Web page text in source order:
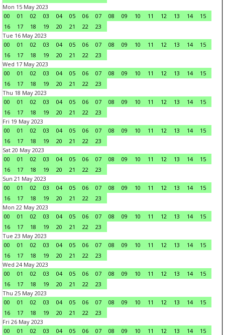
Mon 15 May 2023
00
01 02 03 04 05 06 07 08 09 10 11 12 13 14
15
16
17 18 19 20 21 22
23
Tue 16 May 2023
00
01 02 03 04 05 06 07 08 09 10 11 12 13 14
15
16
17 18 19 20 21 22
23
Wed 17 May 2023
00
01 02 03 04 05 06 07 08 09 10 11 12 13 14
15
16
17 18 19 20 21 22
23
Thu 18 May 2023
00
01 02 03 04 05 06 07 08 09 10 11 12 13 14
15
16
17 18 19 20 21 22
23
Fri 19 May 2023
00
01 02 03 04 05 06 07 08 09 10 11 12 13 14
15
16
17 18 19 20 21 22
23
Sat 20 May 2023
00
01 02 03 04 05 06 07 08 09 10 11 12 13 14
15
16
17 18 19 20 21 22
23
Sun 21 May 2023
00
01 02 03 04 05 06 07 08 09 10 11 12 13 14
15
16
17 18 19 20 21 22
23
Mon 22 May 2023
00
01 02 03 04 05 06 07 08 09 10 11 12 13 14
15
16
17 18 19 20 21 22
23
Tue 23 May 2023
00
01 02 03 04 05 06 07 08 09 10 11 12 13 14
15
16
17 18 19 20 21 22
23
Wed 24 May 2023
00
01 02 03 04 05 06 07 08 09 10 11 12 13 14
15
16
17 18 19 20 21 22
23
Thu 25 May 2023
00
01 02 03 04 05 06 07 08 09 10 11 12 13 14
15
16
17 18 19 20 21 22
23
Fri 26 May 2023
00
01 02 03 04 05 06 07 08 09 10 11 12 13 14
15